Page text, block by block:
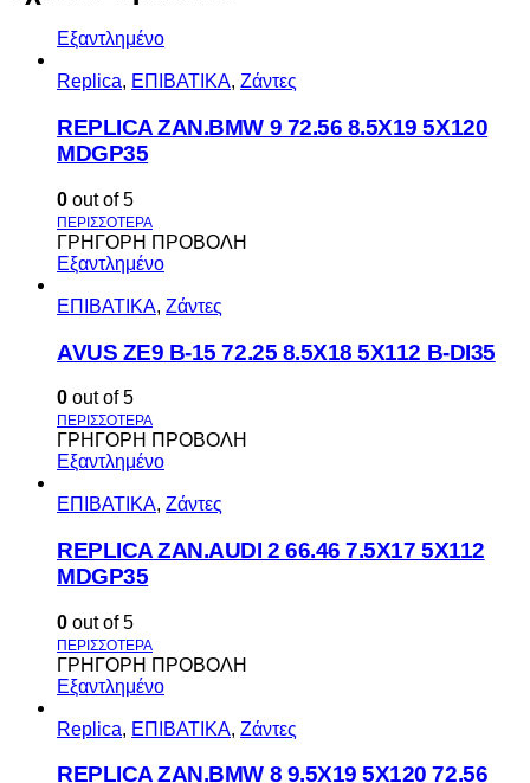
Εξαντλημένο
Replica, ΕΠΙΒΑΤΙΚΑ, Ζάντες
REPLICA ZAN.BMW 9 72.56 8.5X19 5X120
MDGP35
0 out of 5
ΓΡΗΓΟΡΗ ΠΡΟΒΟΛΗ
Εξαντλημένο
ΕΠΙΒΑΤΙΚΑ, Ζάντες
AVUS ΖΕ9 Β-15 72.25 8.5Χ18 5Χ112 Β-DI35
0 out of 5
ΓΡΗΓΟΡΗ ΠΡΟΒΟΛΗ
Εξαντλημένο
ΕΠΙΒΑΤΙΚΑ, Ζάντες
REPLICA ZAN.AUDI 2 66.46 7.5X17 5X112
MDGP35
0 out of 5
ΓΡΗΓΟΡΗ ΠΡΟΒΟΛΗ
Εξαντλημένο
Replica, ΕΠΙΒΑΤΙΚΑ, Ζάντες
REPLICA ZAN.BMW 8 9.5X19 5X120 72.56